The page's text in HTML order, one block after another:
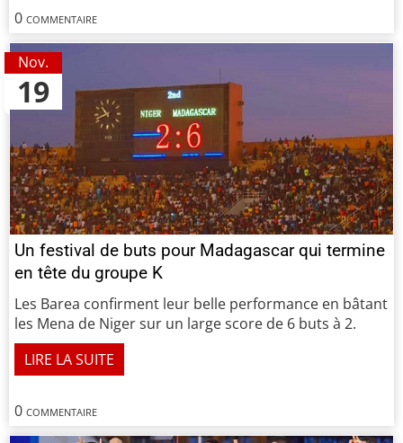
0 commentaire
19
Nov.
Un festival de buts pour Madagascar qui termine
en tête du groupe K
0 commentaire
Les Barea confirment leur belle performance en bâtant
les Mena de Niger sur un large score de 6 buts à 2.
LIRE LA SUITE